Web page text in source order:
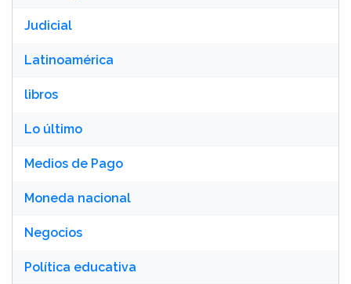
Judicial
Latinoamérica
libros
Lo último
Medios de Pago
Moneda nacional
Negocios
Política educativa